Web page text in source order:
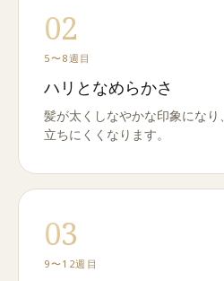
02
5〜8週目
ハリとなめらかさ
髪が太くしなやかな印象にな
立ちにくくなります。
03
9〜12週目